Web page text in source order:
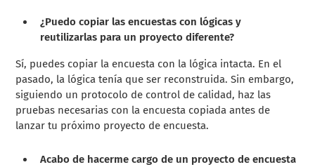
¿Puedo copiar las encuestas con lógicas y
reutilizarlas para un proyecto diferente?
Sí, puedes copiar la encuesta con la lógica intacta. En el
pasado, la lógica tenía que ser reconstruida. Sin embargo,
siguiendo un protocolo de control de calidad, haz las
pruebas necesarias con la encuesta copiada antes de
lanzar tu próximo proyecto de encuesta.
Acabo de hacerme cargo de un proyecto de encuesta